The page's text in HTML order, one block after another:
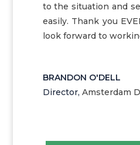
to the situation and
easily. Thank you
look forward to
BRANDON O'DELL
Director, Amsterdam